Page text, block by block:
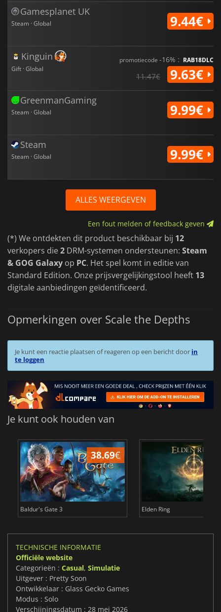
Gamesplanet UK
Steam · Global 9.44€
Kinguin
Gift · Global
promotiecode -16% : RAB18DLC
11.47€ 9.63€
GreenmanGaming
Steam · Global 9.99€
Steam
Steam · Global 9.99€
ALLES WEERGEVEN
Een fout melden of feedback geven
(*) We ontdekten dit product beschikbaar bij 12
verkopers die2 DRM-systemen ondersteunen: Steam
& GOG Galaxy op PC. Het spel komt in editie van
Standard Edition. Onze prijsvergelijkingstool heeft 13
digitale aanbiedingen geïdentificeerd.
Opmerkingen over Scale the Depths
Je kunt een reactie plaatsen of reageren op een bericht door in
te loggen
Je kunt ook houden van
38.69€
Baldur's Gate 3 Elden Ring
TECHNISCHE INFORMATIE
Officiële website
Categorieën : Casual, Simulatie
Uitgever : Pretty Soon
Ontwikkelaar : Glass Gecko Games
Modus : Solo
Verschijningsdatum : 28 mei 2026